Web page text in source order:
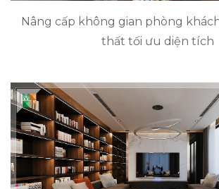
Nâng cấp không gian phòng
thất tối ưu diện tích